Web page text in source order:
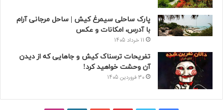
پارک ساحلی سیمرغ کیش | ساحل مرجانی آرام
با آدرس، امکانات و عکس
11 خرداد 1405
تفریحات ترسناک کیش و جاهایی که از دیدن
آن وحشت خواهید کرد!
30 فروردین 1405